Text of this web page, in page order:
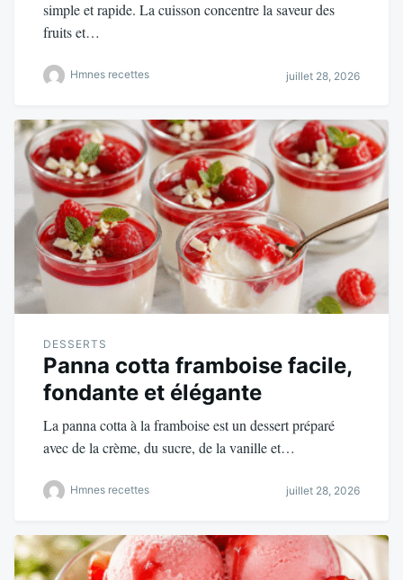
simple et rapide. La cuisson concentre la saveur des
fruits et…
Hmnes recettes juillet 28, 2026
DESSERTS
Panna cotta framboise facile,
fondante et élégante
La panna cotta à la framboise est un dessert préparé
avec de la crème, du sucre, de la vanille et…
Hmnes recettes juillet 28, 2026